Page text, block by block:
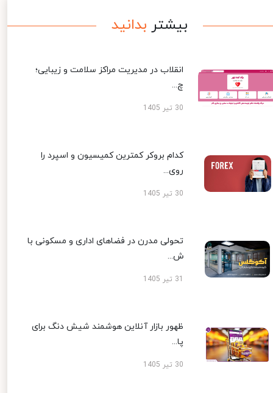
بیشتر بدانید
انقلاب در مدیریت مراکز سلامت و زیبایی؛
چ...
30 تیر 1405
کدام بروکر کمترین کمیسیون و اسپرد را
روی...
30 تیر 1405
تحولی مدرن در فضاهای اداری و مسکونی با
ش...
ظهور بازار آنلاین هوشمند شیش دنگ برای
پا...
30 تیر 1405